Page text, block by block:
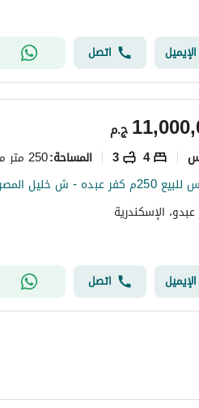
الإيميل اتصل
ج.م
4
3 المساحة:250 متر مربع
- ش خليل المصري (فيو مفتوح)
الإسكندرية
الإيميل اتصل